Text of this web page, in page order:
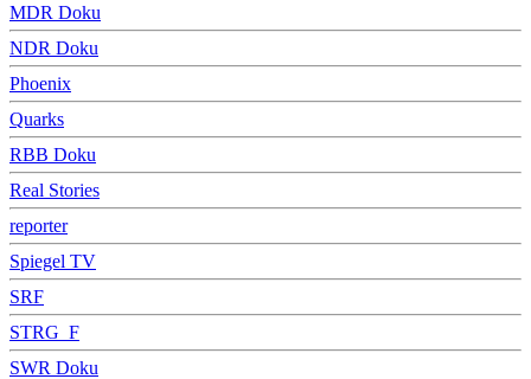
MDR Doku
NDR Doku
Phoenix
Quarks
RBB Doku
Real Stories
reporter
Spiegel TV
SRF
STRG_F
SWR Doku